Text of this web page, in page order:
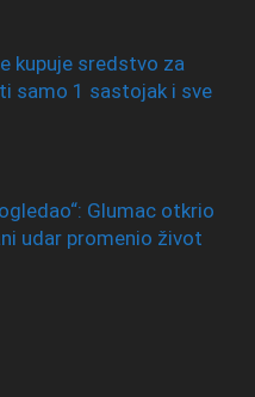
kupuje sredstvo za
samo 1 sastojak i sve
Glumac otkrio
udar promenio život